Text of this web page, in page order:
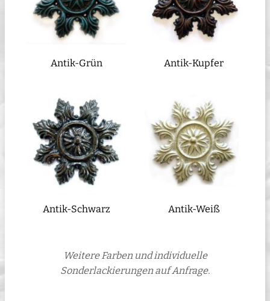
Antik-Grün Antik-Kupfer
Antik-Schwarz Antik-Weiß
Weitere Farben und individuelle
Sonderlackierungen auf Anfrage.